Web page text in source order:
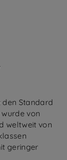
den Standard
von
weltweit von
geringer